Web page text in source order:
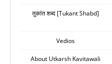
तुकांत शब्द [Tukant Shabd]
Vedios
About Utkarsh Kavitawali